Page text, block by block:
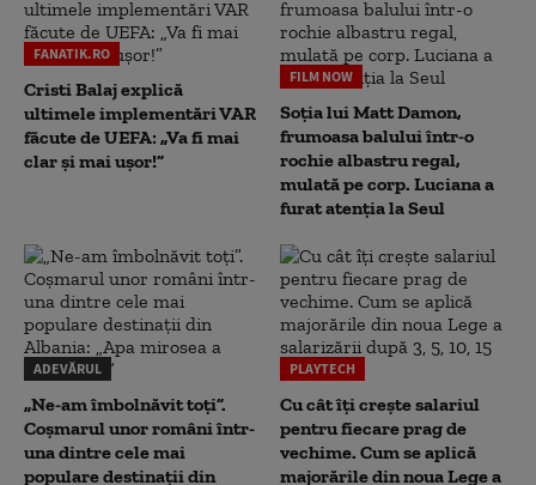
FANATIK.RO
Cristi Balaj explică
ultimele implementări VAR
făcute de UEFA: „Va fi mai
clar și mai ușor!”
FILM NOW
Soția lui Matt Damon,
frumoasa balului într-o
rochie albastru regal,
mulată pe corp. Luciana a
furat atenția la Seul
ADEVĂRUL
„Ne-am îmbolnăvit toți”.
Coșmarul unor români într-
una dintre cele mai
populare destinații din
PLAYTECH
Cu cât îți crește salariul
pentru fiecare prag de
vechime. Cum se aplică
majorările din noua Lege a